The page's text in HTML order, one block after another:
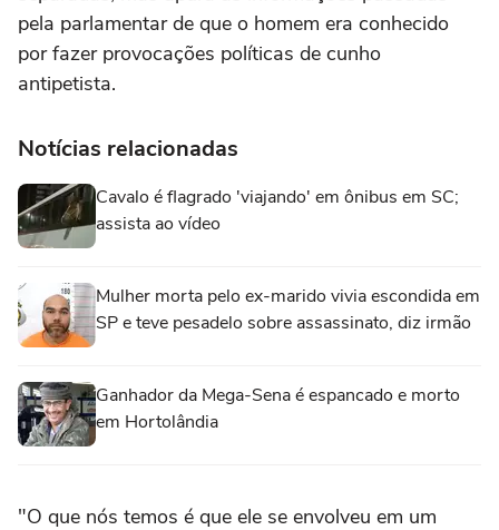
pela parlamentar de que o homem era conhecido
por fazer provocações políticas de cunho
antipetista.
Notícias relacionadas
Cavalo é flagrado 'viajando' em ônibus em SC;
assista ao vídeo
Mulher morta pelo ex-marido vivia escondida em
SP e teve pesadelo sobre assassinato, diz irmão
Ganhador da Mega-Sena é espancado e morto
em Hortolândia
"O que nós temos é que ele se envolveu em um